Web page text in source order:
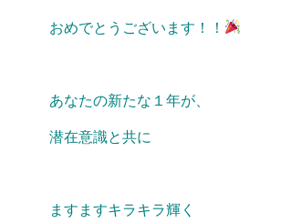
おめでとうございます！！
あなたの新たな１年が、
潜在意識と共に
ますますキラキラ輝く